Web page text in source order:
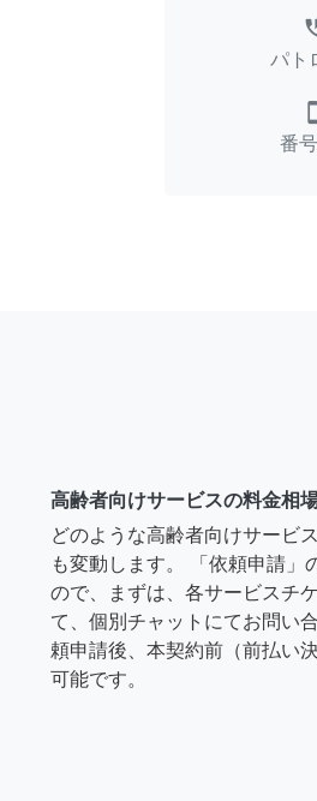
パト
番
高齢者向けサービスの料金相
どのような高齢者向けサービ
も変動します。 「依頼申請」
ので、まずは、各サービスチ
て、個別チャットにてお問い
頼申請後、本契約前（前払い
可能です。